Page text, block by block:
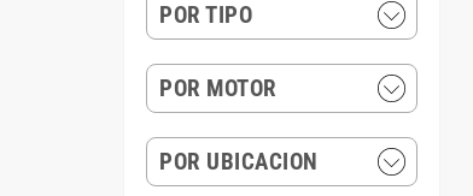
POR TIPO
POR MOTOR
POR UBICACION